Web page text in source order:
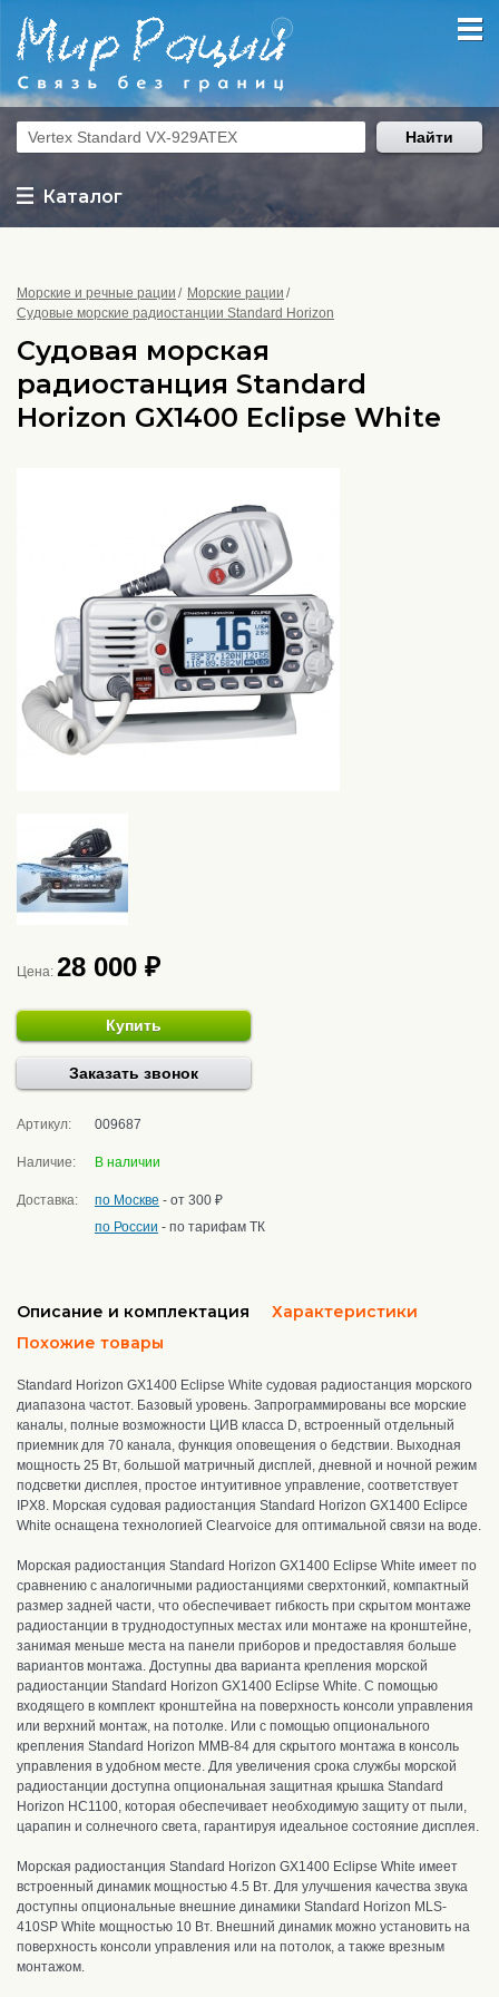
Каталог
Найти
Морские и речные рации
Морские рации
Судовые морские радиостанции Standard Horizon
Судовая морская
радиостанция Standard
Horizon GX1400 Eclipse White
Цена: 28 000 ₽
Купить
Заказать звонок
Артикул: 009687
Наличие: В наличии
Доставка: по Москве - от 300 ₽
по России - по тарифам ТК
Описание и комплектация
Характеристики
Похожие товары
Standard Horizon GX1400 Eclipse White судовая радиостанция морского
диапазона частот. Базовый уровень. Запрограммированы все морские
каналы, полные возможности ЦИВ класса D, встроенный отдельный
приемник для 70 канала, функция оповещения о бедствии. Выходная
мощность 25 Вт, большой матричный дисплей, дневной и ночной режим
подсветки дисплея, простое интуитивное управление, соответствует
IPX8. Морская судовая радиостанция Standard Horizon GX1400 Eclipce
White оснащена технологией Clearvoice для оптимальной связи на воде.
Морская радиостанция Standard Horizon GX1400 Eclipse White имеет по
сравнению с аналогичными радиостанциями сверхтонкий, компактный
размер задней части, что обеспечивает гибкость при скрытом монтаже
радиостанции в труднодоступных местах или монтаже на кронштейне,
занимая меньше места на панели приборов и предоставляя больше
вариантов монтажа. Доступны два варианта крепления морской
радиостанции Standard Horizon GX1400 Eclipse White. С помощью
входящего в комплект кронштейна на поверхность консоли управления
или верхний монтаж, на потолке. Или с помощью опционального
крепления Standard Horizon MMB-84 для скрытого монтажа в консоль
управления в удобном месте. Для увеличения срока службы морской
радиостанции доступна опциональная защитная крышка Standard
Horizon HC1100, которая обеспечивает необходимую защиту от пыли,
царапин и солнечного света, гарантируя идеальное состояние дисплея.
Морская радиостанция Standard Horizon GX1400 Eclipse White имеет
встроенный динамик мощностью 4.5 Вт. Для улучшения качества звука
доступны опциональные внешние динамики Standard Horizon MLS-
410SP White мощностью 10 Вт. Внешний динамик можно установить на
поверхность консоли управления или на потолок, а также врезным
монтажом.